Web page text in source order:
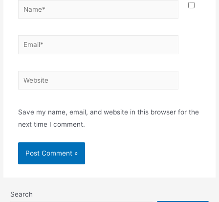
Name*
Email*
Website
Save my name, email, and website in this browser for the
next time I comment.
Search